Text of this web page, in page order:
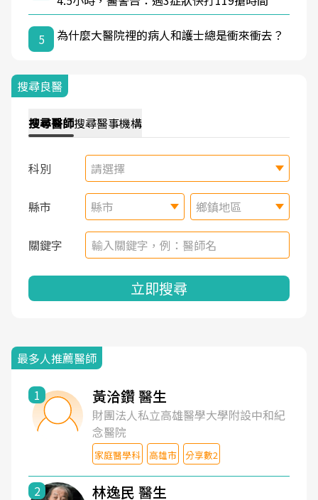
5 為什麼大醫院裡的病人和護士總是衝來衝去？
搜尋良醫
搜尋醫師搜尋醫事機構
科別 請選擇
縣市 縣市 鄉鎮地區
關鍵字
立即搜尋
最多人推薦醫師
1 黃洽鑽 醫生
財團法人私立高雄醫學大學附設中和紀
念醫院
家庭醫學科 高雄市 分享數2
2 林逸民 醫生